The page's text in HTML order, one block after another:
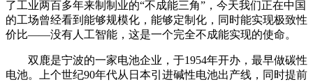
了工业两百多年来制制业的“不成能三角”，今天我们正在中国
的工场曾经看到能够规模化，能够定制化，同时能实现极致性
价比——没有人工智能，这是一个完全不成能实现的使命。
双鹿是宁波的一家电池企业，于1954年开办，最早做碳性
电池。上个世纪90年代从日本引进碱性电池出产线，同时提前